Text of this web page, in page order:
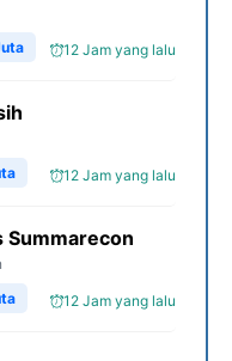
12 Jam yang lalu
12 Jam yang lalu
Summarecon
12 Jam yang lalu